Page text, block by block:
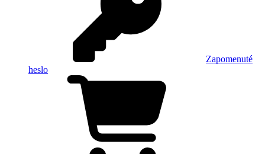
Zapomenuté
heslo